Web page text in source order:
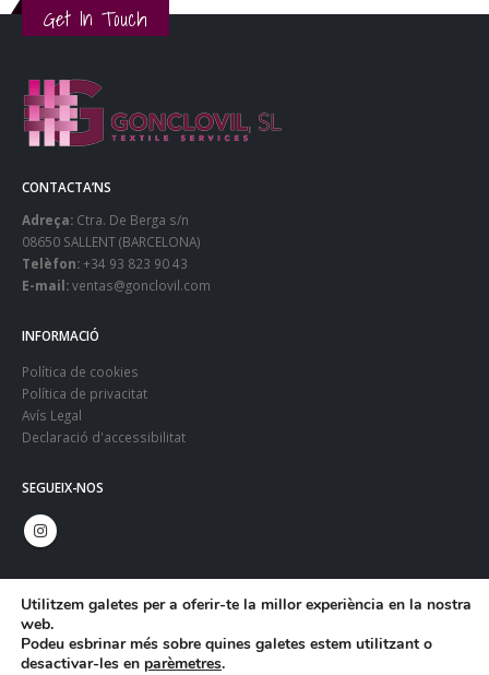
Get In Touch
CONTACTA’NS
Adreça: Ctra. De Berga s/n
08650 SALLENT (BARCELONA)
Telèfon:+34 93 823 90 43
E-mail:ventas@gonclovil.com
INFORMACIÓ
Política de cookies
Política de privacitat
Avís Legal
Declaració d'accessibilitat
SEGUEIX-NOS
Utilitzem galetes per a oferir-te la millor experiència en la nostra
web.
Podeu esbrinar més sobre quines galetes estem utilitzant o
desactivar-les en parèmetres.